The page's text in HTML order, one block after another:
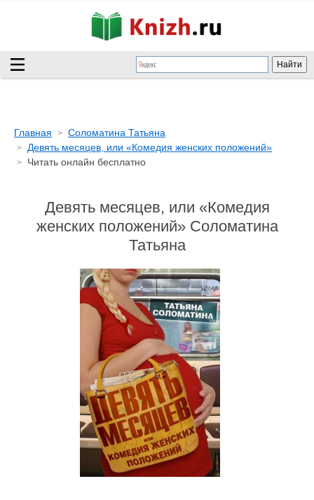
Главная
Соломатина Татьяна
Девять месяцев, или «Комедия женских положений»
Читать онлайн бесплатно
Девять месяцев, или «Комедия
женских положений» Соломатина
Татьяна